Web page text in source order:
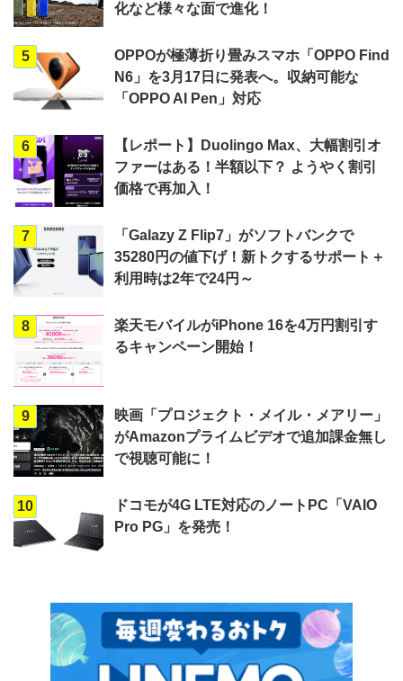
化など様々な面で進化！
5
OPPOが極薄折り畳みスマホ「OPPO Find
N6」を3月17日に発表へ。収納可能な
「OPPO AI Pen」対応
6
【レポート】Duolingo Max、大幅割引オ
ファーはある！半額以下？ ようやく割引
価格で再加入！
7
「Galazy Z Flip7」がソフトバンクで
35280円の値下げ！新トクするサポート＋
利用時は2年で24円～
8
楽天モバイルがiPhone 16を4万円割引す
るキャンペーン開始！
9
映画「プロジェクト・メイル・メアリー」
がAmazonプライムビデオで追加課金無し
で視聴可能に！
10
ドコモが4G LTE対応のノートPC「VAIO
Pro PG」を発売！